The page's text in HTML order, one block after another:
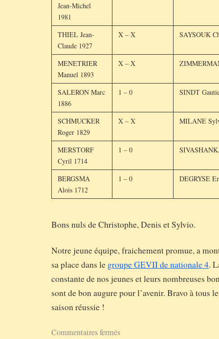
Jean-Michel
1981
THIEL Jean-
Claude 1927
X – X SAYSOUK
MENETRIER
Manuel 1893
X – X
SALERON Marc
1886
1 – 0 SINDT
SCHMUCKER
Roger 1829
X – X MILANE
MERSTORF
Cyril 1714
1 – 0
BERGSMA
Alois 1712
1 – 0 DEGRYSE
Bons nuls de Christophe, Denis et Sylvio.
Notre jeune équipe, fraichement promue, a
sa place dans le groupe GEVII de nationale 4.
constante de nos jeunes et leurs nombreuses
sont de bon augure pour l’avenir. Bravo à tous
saison réussie !
Commentaires fermés